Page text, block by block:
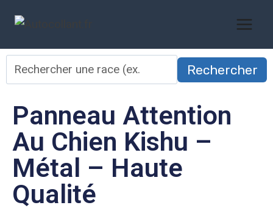
Rechercher
Panneau Attention
Au Chien Kishu –
Métal – Haute
Qualité